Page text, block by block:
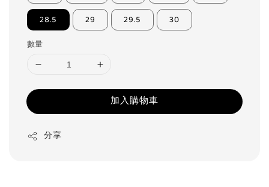
28.5 29 29.5 30
數量
加入購物車
分享